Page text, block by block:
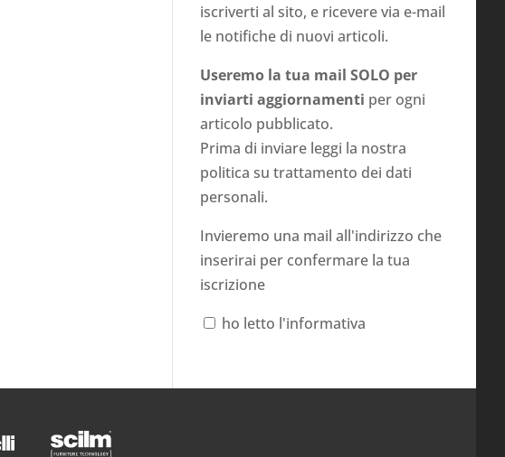
iscriverti al sito, e ricevere via e-mail
le notifiche di nuovi articoli.
Useremo la tua mail SOLO per
inviarti aggiornamenti per ogni
articolo pubblicato.
Prima di inviare leggi la nostra
politica su trattamento dei dati
personali.
Invieremo una mail all'indirizzo che
inserirai per confermare la tua
iscrizione
ho letto l'informativa